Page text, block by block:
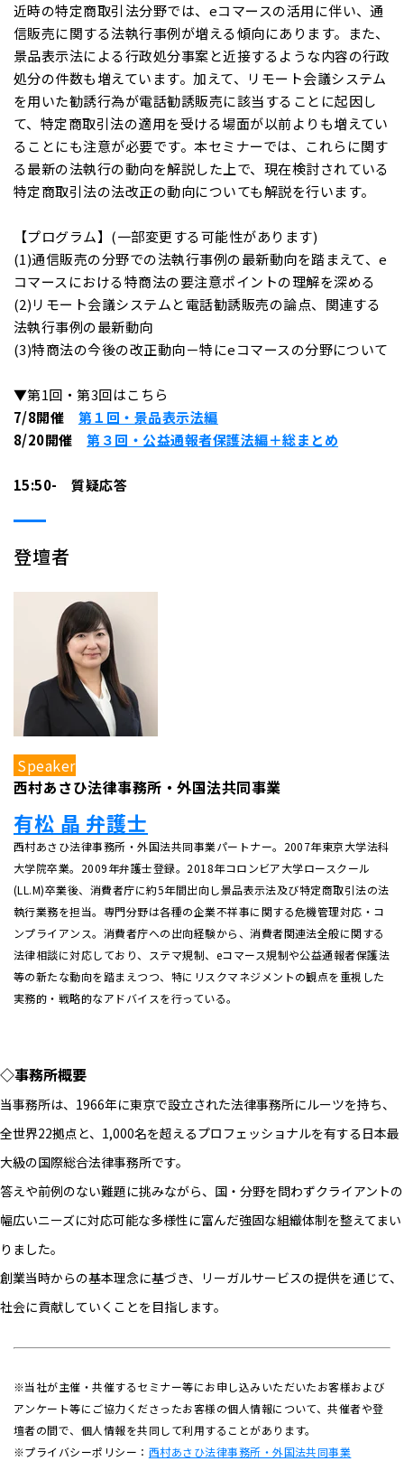
近時の特定商取引法分野では、eコマースの活用に伴い、通
信販売に関する法執行事例が増える傾向にあります。また、
景品表示法による行政処分事案と近接するような内容の行政
処分の件数も増えています。加えて、リモート会議システム
を用いた勧誘行為が電話勧誘販売に該当することに起因し
て、特定商取引法の適用を受ける場面が以前よりも増えてい
ることにも注意が必要です。本セミナーでは、これらに関す
る最新の法執行の動向を解説した上で、現在検討されている
特定商取引法の法改正の動向についても解説を行います。
【プログラム】(一部変更する可能性があります)
(1)通信販売の分野での法執行事例の最新動向を踏まえて、e
コマースにおける特商法の要注意ポイントの理解を深める
(2)リモート会議システムと電話勧誘販売の論点、関連する
法執行事例の最新動向
(3)特商法の今後の改正動向－特にeコマースの分野について
▼第1回・第3回はこちら
7/8開催 第１回・景品表示法編
8/20開催第３回・公益通報者保護法編＋総まとめ
15:50- 質疑応答
登壇者
Speaker
西村あさひ法律事務所・外国法共同事業
有松 晶 弁護士
西村あさひ法律事務所・外国法共同事業パートナー。2007年東京大学法科
大学院卒業。2009年弁護士登録。2018年コロンビア大学ロースクール
(LL.M)卒業後、消費者庁に約5年間出向し景品表示法及び特定商取引法の法
執行業務を担当。専門分野は各種の企業不祥事に関する危機管理対応・コ
ンプライアンス。消費者庁への出向経験から、消費者関連法全般に関する
法律相談に対応しており、ステマ規制、eコマース規制や公益通報者保護法
等の新たな動向を踏まえつつ、特にリスクマネジメントの観点を重視した
実務的・戦略的なアドバイスを行っている。
◇事務所概要
当事務所は、1966年に東京で設立された法律事務所にルーツを持ち、
全世界22拠点と、1,000名を超えるプロフェッショナルを有する日本最
大級の国際総合法律事務所です。
答えや前例のない難題に挑みながら、国・分野を問わずクライアントの
幅広いニーズに対応可能な多様性に富んだ強固な組織体制を整えてまい
りました。
創業当時からの基本理念に基づき、リーガルサービスの提供を通じて、
社会に貢献していくことを目指します。
※当社が主催・共催するセミナー等にお申し込みいただいたお客様および
アンケート等にご協力くださったお客様の個人情報について、共催者や登
壇者の間で、個人情報を共同して利用することがあります。
※プライバシーポリシー： 西村あさひ法律事務所・外国法共同事業